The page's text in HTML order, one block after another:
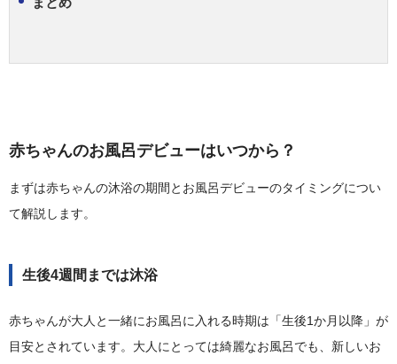
赤ちゃんのお風呂デビューはいつから？
まずは赤ちゃんの沐浴の期間とお風呂デビューのタイミングについ
て解説します。
生後4週間までは沐浴
赤ちゃんが大人と一緒にお風呂に入れる時期は「生後1か月以降」が
目安とされています。大人にとっては綺麗なお風呂でも、新しいお